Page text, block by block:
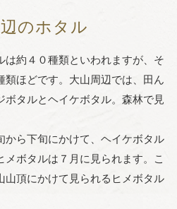
のホタル
約４０種類といわれますが、そ
類ほどです。大山周辺では、田ん
ボタルとヘイケボタル。森林で見
ら下旬にかけて、ヘイケボタル
ボタルは７月に見られます。こ
山頂にかけて見られるヒメボタル